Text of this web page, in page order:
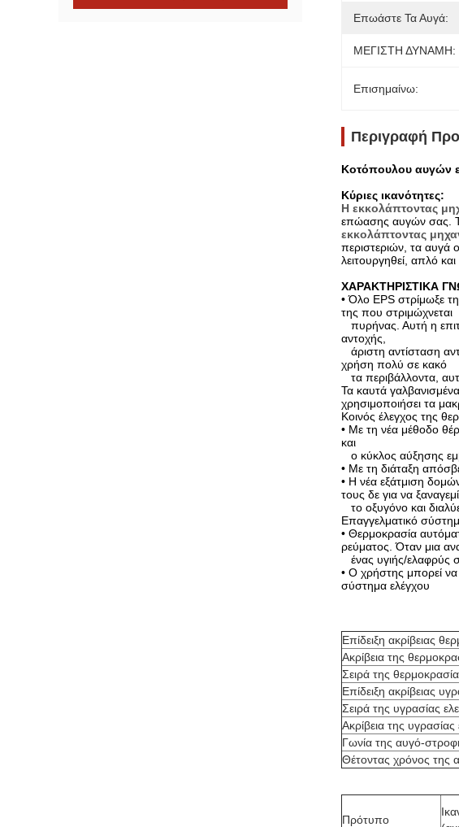
Επωάστε Τα Αυγά:
ΜΕΓΙΣΤΗ ΔΥΝΑΜΗ:
Επισημαίνω:
Περιγραφή
Κοτόπουλου αυγών
Κύριες ικανότητες:
Η εκκολάπτοντας
επώασης αυγών σας.
εκκολάπτοντας
περιστεριών, τα αυγά
λειτουργηθεί, απλό
ΧΑΡΑΚΤΗΡΙΣΤΙΚΑ
• Όλο EPS στρίμωξε
της που στριμώχνεται
πυρήνας. Αυτή η
αντοχής,
άριστη αντίσταση
χρήση πολύ σε κακό
τα περιβάλλοντα,
Τα καυτά
χρησιμοποιήσει τα
Κοινός έλεγχος της
• Με τη νέα μέθοδο
και
ο κύκλος αύξησης
• Με τη διάταξη
• Η νέα εξάτμιση
τους δε για να
το οξυγόνο και
Επαγγελματικό
• Θερμοκρασία
ρεύματος. Όταν μια
ένας υγιής/ελαφρύς
• Ο χρήστης μπορεί να
σύστημα ελέγχου
Επίδειξη ακρίβειας
Ακρίβεια της
Σειρά της
Επίδειξη ακρίβειας
Σειρά της υγρασίας
Ακρίβεια της υγρασίας
Γωνία της αυγό-
Θέτοντας χρόνος της
Πρότυπο